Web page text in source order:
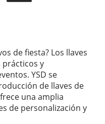
de fiesta? Los llaves
y
YSD se
de llaves de
una amplia
de personalización y